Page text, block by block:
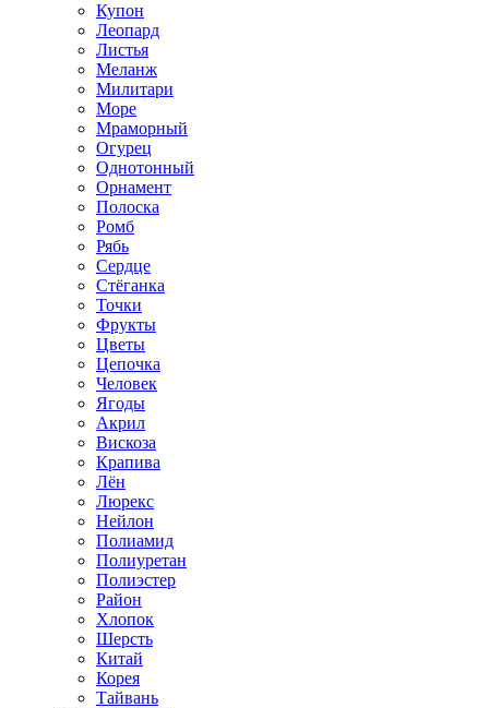
Купон
Леопард
Листья
Меланж
Милитари
Море
Мраморный
Огурец
Однотонный
Орнамент
Полоска
Ромб
Рябь
Сердце
Стёганка
Точки
Фрукты
Цветы
Цепочка
Человек
Ягоды
Акрил
Вискоза
Крапива
Лён
Люрекс
Нейлон
Полиамид
Полиуретан
Полиэстер
Район
Хлопок
Шерсть
Китай
Корея
Тайвань